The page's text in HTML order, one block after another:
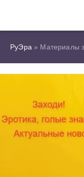
РуЭра » Материалы